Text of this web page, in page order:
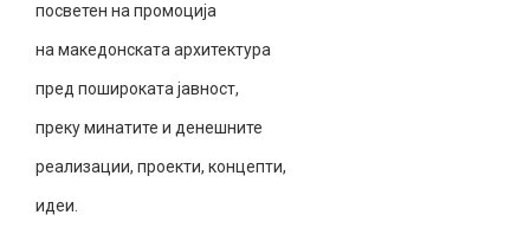
посветен на промоција
на македонската архитектура
пред пошироката јавност,
преку минатите и денешните
реализации, проекти, концепти,
идеи.